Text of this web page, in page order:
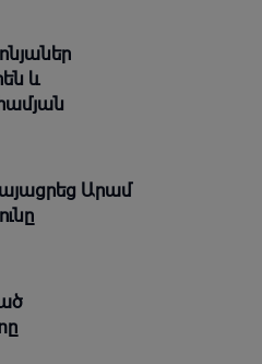
և
Արամ